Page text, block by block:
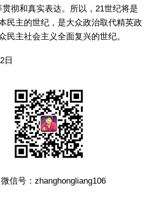
彻和真实表达。所以，21世纪将是
民主的世纪，是大众政治取代精英政
民主社会主义全面复兴的世纪。
日
信号：zhanghongliang106